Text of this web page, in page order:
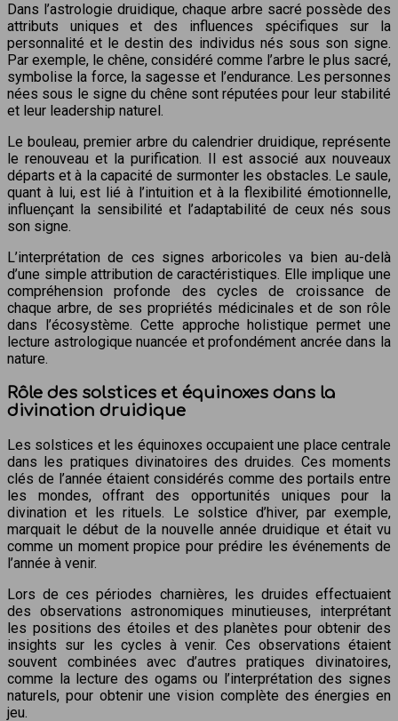
Dans l’astrologie druidique, chaque arbre sacré possède des
attributs uniques et des influences spécifiques sur la
personnalité et le destin des individus nés sous son signe.
Par exemple, le chêne, considéré comme l’arbre le plus sacré,
symbolise la force, la sagesse et l’endurance. Les personnes
nées sous le signe du chêne sont réputées pour leur stabilité
et leur leadership naturel.
Le bouleau, premier arbre du calendrier druidique, représente
le renouveau et la purification. Il est associé aux nouveaux
départs et à la capacité de surmonter les obstacles. Le saule,
quant à lui, est lié à l’intuition et à la flexibilité émotionnelle,
influençant la sensibilité et l’adaptabilité de ceux nés sous
son signe.
L’interprétation de ces signes arboricoles va bien au-delà
d’une simple attribution de caractéristiques. Elle implique une
compréhension profonde des cycles de croissance de
chaque arbre, de ses propriétés médicinales et de son rôle
dans l’écosystème. Cette approche holistique permet une
lecture astrologique nuancée et profondément ancrée dans la
nature.
Rôle des solstices et équinoxes dans la
divination druidique
Les solstices et les équinoxes occupaient une place centrale
dans les pratiques divinatoires des druides. Ces moments
clés de l’année étaient considérés comme des portails entre
les mondes, offrant des opportunités uniques pour la
divination et les rituels. Le solstice d’hiver, par exemple,
marquait le début de la nouvelle année druidique et était vu
comme un moment propice pour prédire les événements de
l’année à venir.
Lors de ces périodes charnières, les druides effectuaient
des observations astronomiques minutieuses, interprétant
les positions des étoiles et des planètes pour obtenir des
insights sur les cycles à venir. Ces observations étaient
souvent combinées avec d’autres pratiques divinatoires,
comme la lecture des ogams ou l’interprétation des signes
naturels, pour obtenir une vision complète des énergies en
jeu.